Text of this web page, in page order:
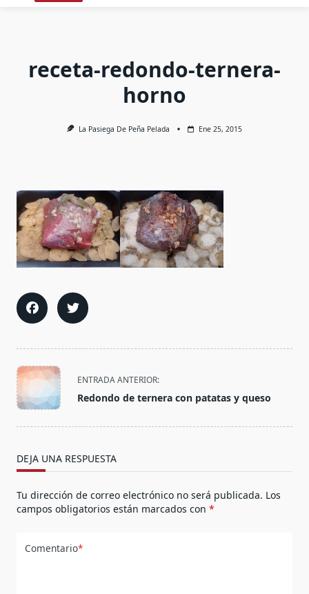
receta-redondo-ternera-
horno
La Pasiega De Peña Pelada Ene 25, 2015
<span
class="nav-
subtitle
screen-
text">Página</span>
ENTRADA ANTERIOR:
Redondo de ternera con patatas y queso
DEJA UNA RESPUESTA
Tu dirección de correo electrónico no será publicada. Los
campos obligatorios están marcados con *
Comentario*